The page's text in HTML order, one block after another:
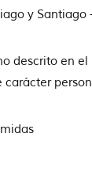
y Santiago
descrito en
carácter